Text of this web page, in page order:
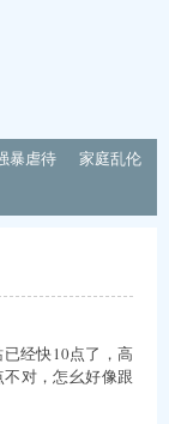
暴虐待
家庭乱伦
经快10点了，高
对，怎幺好像跟